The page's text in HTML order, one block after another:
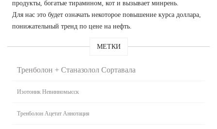
продукты, богатые тирамином, кот и вызывает минрень.
Для нас это будет означать некоторое повышение курса доллара,
понижательный тренд по цене на нефть.
МЕТКИ
Тренболон + Станазолол Сортавала
Изотоник Невинномысск
Тренболон Ацетат Аннотация